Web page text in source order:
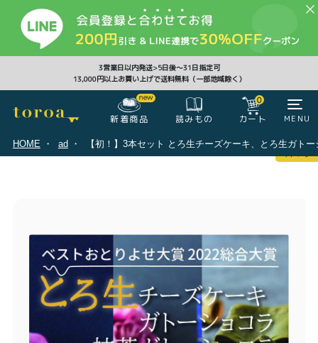
3営業日以内発送>5日後〜31日指定可
13,000円以上お買い上げで送料無料（一部地域除く）
新着商品 読みもの
0
カート MENU
CLOSE
0
HOME ad 【初！】3本セット とろ生チーズケーキ、とろ生ガト